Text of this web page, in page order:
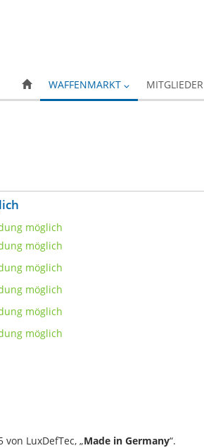
WAFFENMARKT MITGLIEDER
LuxDefTec, „Made in Germany“.